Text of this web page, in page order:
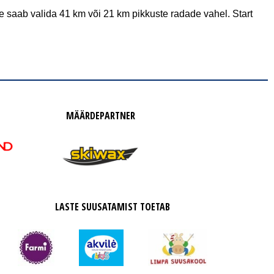
valida 41 km või 21 km pikkuste radade vahel. Start
MÄÄRDEPARTNER
LASTE SUUSATAMIST TOETAB